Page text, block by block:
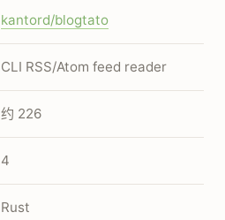
kantord/blogtato
CLI RSS/Atom feed reader
约 226
4
Rust